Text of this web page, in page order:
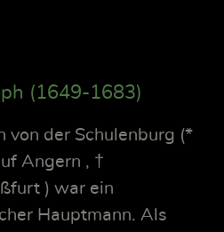
(1649-1683)
von der Schulenburg (*
Angern , †
) war ein
Hauptmann. Als